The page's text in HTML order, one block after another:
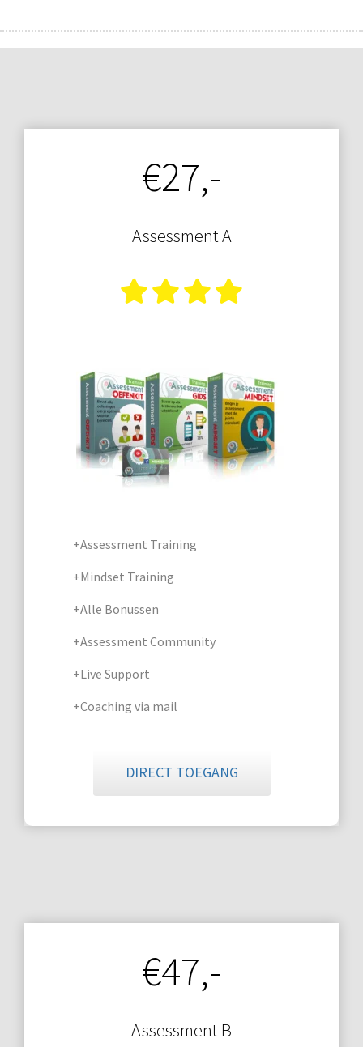
Assessment A
€27,-
+Assessment Training
+Mindset Training
+Alle Bonussen
+Assessment Community
+Live Support
+Coaching via mail
DIRECT TOEGANG
Assessment B
€47,-